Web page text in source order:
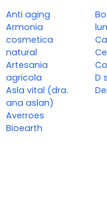
Anti aging
Armonia
cosmetica
natural
Artesania
agricola
Asla vital (dra.
ana aslan)
Averroes
Bioearth
D